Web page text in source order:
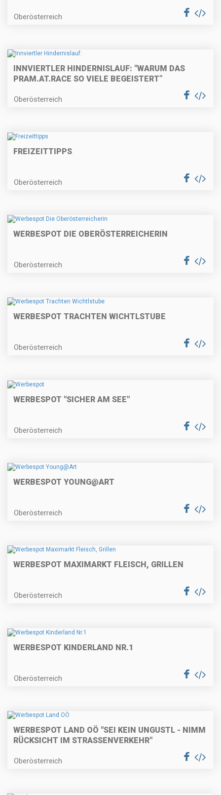
Oberösterreich
INNVIERTLER HINDERNISLAUF: "WARUM DAS
PRAM.AT.RACE SO VIELE BEGEISTERT”
Oberösterreich
FREIZEITTIPPS
Oberösterreich
WERBESPOT DIE OBERÖSTERREICHERIN
Oberösterreich
WERBESPOT TRACHTEN WICHTLSTUBE
Oberösterreich
WERBESPOT "SICHER AM SEE"
Oberösterreich
WERBESPOT YOUNG@ART
Oberösterreich
WERBESPOT MAXIMARKT FLEISCH, GRILLEN
Oberösterreich
WERBESPOT KINDERLAND NR.1
Oberösterreich
WERBESPOT LAND OÖ "SEI KEIN UNGUSTL - NIMM
RÜCKSICHT IM STRASSENVERKEHR"
Oberösterreich